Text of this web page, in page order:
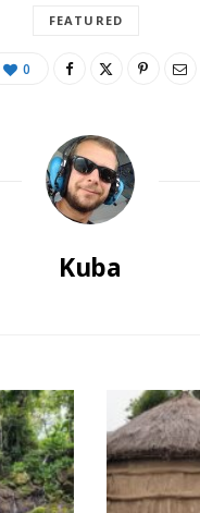
FEATURED
0
Kuba